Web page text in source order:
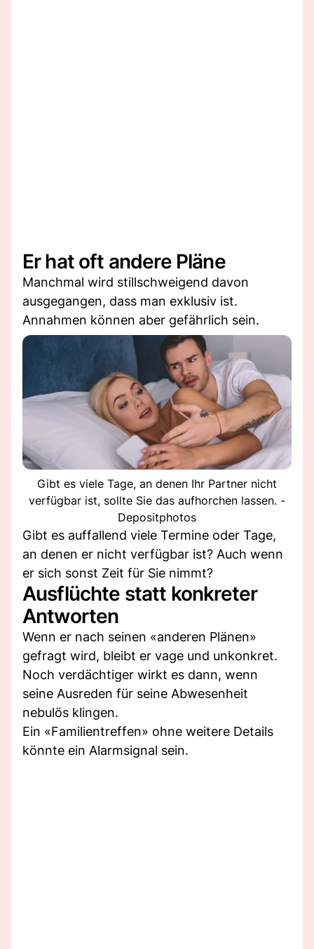
Er hat oft andere Pläne
Manchmal wird stillschweigend davon
ausgegangen, dass man exklusiv ist.
Annahmen können aber gefährlich sein.
Gibt es viele Tage, an denen Ihr Partner nicht
verfügbar ist, sollte Sie das aufhorchen lassen. -
Depositphotos
Gibt es auffallend viele Termine oder Tage,
an denen er nicht verfügbar ist? Auch wenn
er sich sonst Zeit für Sie nimmt?
Ausflüchte statt konkreter
Antworten
Wenn er nach seinen «anderen Plänen»
gefragt wird, bleibt er vage und unkonkret.
Noch verdächtiger wirkt es dann, wenn
seine Ausreden für seine Abwesenheit
nebulös klingen.
Ein «Familientreffen» ohne weitere Details
könnte ein Alarmsignal sein.